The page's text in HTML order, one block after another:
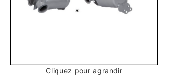
Cliquez pour agrandir